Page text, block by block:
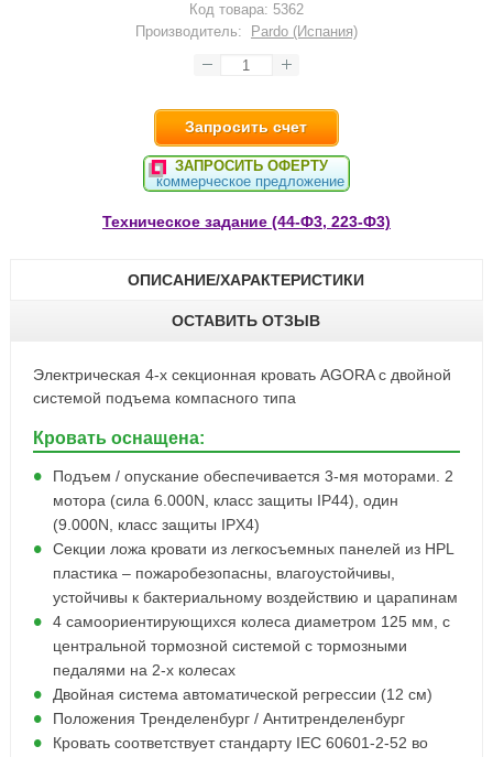
Код товара: 5362
Производитель:
Pardo (Испания)
Запросить счет
ЗАПРОСИТЬ ОФЕРТУ
коммерческое предложение
Техническое задание (44-Ф3, 223-Ф3)
ОПИСАНИЕ/ХАРАКТЕРИСТИКИ
ОСТАВИТЬ ОТЗЫВ
Электрическая 4-х секционная кровать AGORA с двойной
системой подъема компасного типа
Кровать оснащена:
Подъем / опускание обеспечивается 3-мя моторами. 2
мотора (сила 6.000N, класс защиты IP44), один
(9.000N, класс защиты IPX4)
Секции ложа кровати из легкосъемных панелей из HPL
пластика – пожаробезопасны, влагоустойчивы,
устойчивы к бактериальному воздействию и царапинам
4 самоориентирующихся колеса диаметром 125 мм, с
центральной тормозной системой с тормозными
педалями на 2-х колесах
Двойная система автоматической регрессии (12 см)
Положения Тренделенбург / Антитренделенбург
Кровать соответствует стандарту IEC 60601-2-52 во